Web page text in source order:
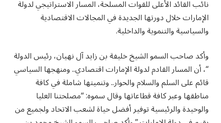
نائب القائد الأعلى للقوات المسلحة، المسار الاستراتيجي لدولة
الإمارات خلال دورتها الجديدة في المجالات الاقتصادية
والسياسية والتنموية والداخلية.
وأكد صاحب السمو الشيخ خليفة بن زايد آل نهيان، رئيس الدولة
“، أن المسار القادم لدولة الإمارات اقتصادي.. ومنهجها السياسي
قائم على السلم والسلام والحوار.. وتنميتها شاملة في كافة
مناطقها وعبر كافة قطاعاتها وقال سموه: “مصلحتنا العليا
والوحيدة والرئيسية توفير أفضل حياة لشعب الاتحاد ولجميع من